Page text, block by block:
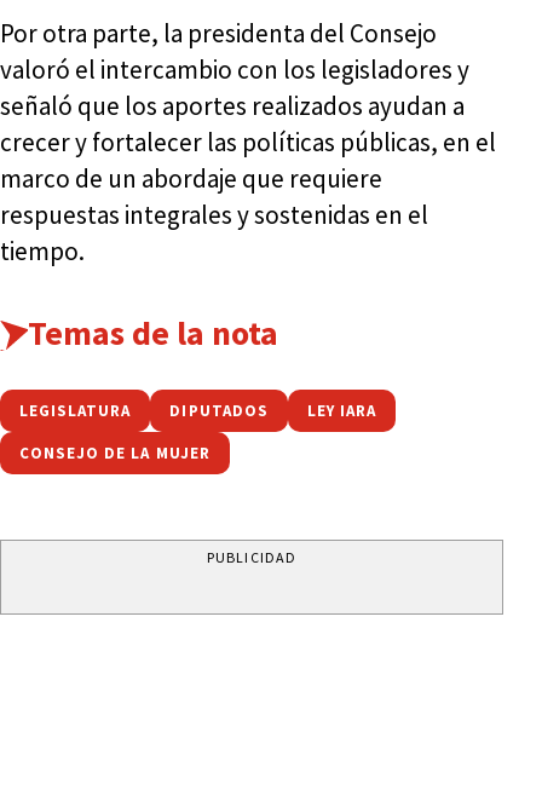
Por otra parte, la presidenta del Consejo
valoró el intercambio con los legisladores y
señaló que los aportes realizados ayudan a
crecer y fortalecer las políticas públicas, en el
marco de un abordaje que requiere
respuestas integrales y sostenidas en el
tiempo.
Temas de la nota
LEGISLATURA DIPUTADOS LEY IARA
CONSEJO DE LA MUJER
PUBLICIDAD